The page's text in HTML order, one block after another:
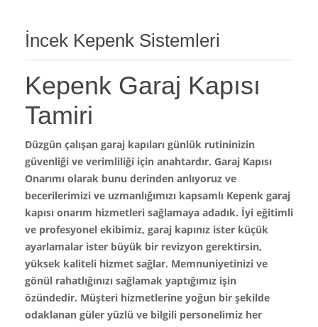
İncek Kepenk Sistemleri
Kepenk Garaj Kapısı
Tamiri
Düzgün çalışan garaj kapıları günlük rutininizin
güvenliği ve verimliliği için anahtardır. Garaj Kapısı
Onarımı olarak bunu derinden anlıyoruz ve
becerilerimizi ve uzmanlığımızı kapsamlı Kepenk garaj
kapısı onarım hizmetleri sağlamaya adadık. İyi eğitimli
ve profesyonel ekibimiz, garaj kapınız ister küçük
ayarlamalar ister büyük bir revizyon gerektirsin,
yüksek kaliteli hizmet sağlar. Memnuniyetinizi ve
gönül rahatlığınızı sağlamak yaptığımız işin
özündedir. Müşteri hizmetlerine yoğun bir şekilde
odaklanan güler yüzlü ve bilgili personelimiz her